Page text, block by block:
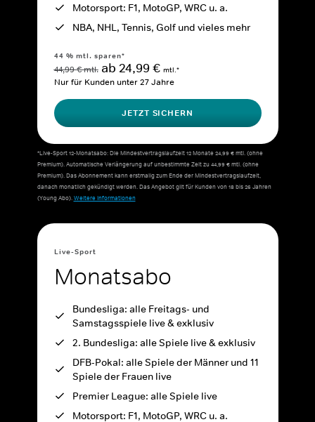
Motorsport: F1, MotoGP, WRC u. a.
NBA, NHL, Tennis, Golf und vieles mehr
44 % mtl. sparen*
44,99 € mtl. ab 24,99 € mtl.*
Nur für Kunden unter 27 Jahre
JETZT SICHERN
*Live-Sport 12-Monatsabo: Die Mindestvertragslaufzeit 12 Monate 24,99 € mtl. (ohne
Premium). Automatische Verlängerung auf unbestimmte Zeit zu 44,99 € mtl. (ohne
Premium). Das Abonnement kann erstmalig zum Ende der Mindestvertragslaufzeit,
danach monatlich gekündigt werden. Das Angebot gilt für Kunden von 18 bis 26 Jahren
(Young Abo).Weitere Informationen
Live-Sport
Monatsabo
Bundesliga: alle Freitags- und
Samstagsspiele live & exklusiv
2. Bundesliga: alle Spiele live & exklusiv
DFB-Pokal: alle Spiele der Männer und 11
Spiele der Frauen live
Premier League: alle Spiele live
Motorsport: F1, MotoGP, WRC u. a.